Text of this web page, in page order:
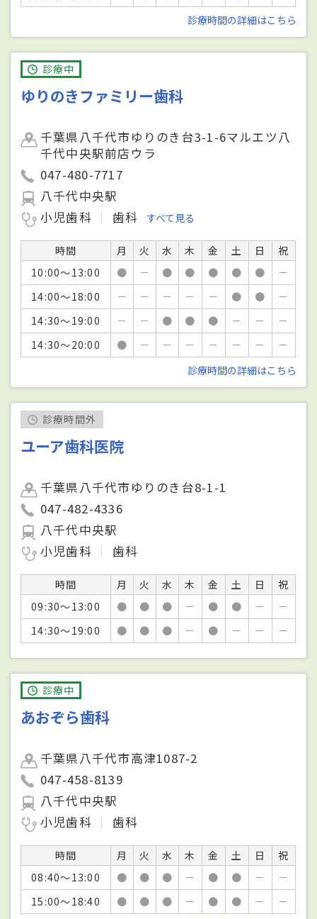
診療時間の詳細はこちら
診療中
ゆりのきファミリー歯科
千葉県八千代市ゆりのき台3-1-6マルエツ八
千代中央駅前店ウラ
047-480-7717
八千代中央駅
小児歯科
歯科 すべて見る
時間 月 火 水 木 金 土 日
祝
10:00～13:00
● － ● ● ● ● ●
－
14:00～18:00
－ － － － － ● ●
－
14:30～19:00
－ － ● ● ● － －
－
14:30～20:00
● － － － － － －
－
診療時間の詳細はこちら
診療時間外
ユーア歯科医院
千葉県八千代市ゆりのき台8-1-1
047-482-4336
八千代中央駅
小児歯科
歯科
時間 月 火 水 木 金 土 日
祝
09:30～13:00
● ● ● － ● ● －
－
14:30～19:00
● ● ● － ● － － －
診療中
あおぞら歯科
千葉県八千代市高津1087-2
047-458-8139
八千代中央駅
小児歯科
歯科
時間 月 火 水 木 金 土 日
祝
08:40～13:00
● ● ● － ● ● －
－
15:00～18:40
● ● ● － ● ● －
－